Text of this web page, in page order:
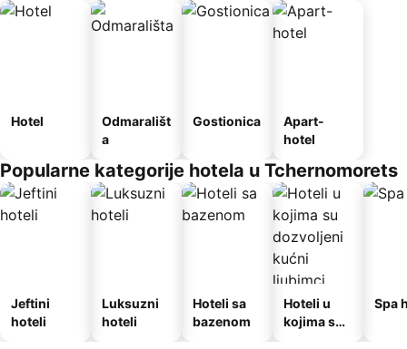
Hotel
Odmarališt
a
Gostionica
Apart-
hotel
Popularne kategorije hotela u Tchernomorets
Jeftini
hoteli
Luksuzni
hoteli
Hoteli sa
bazenom
Hoteli u
kojima su
Spa